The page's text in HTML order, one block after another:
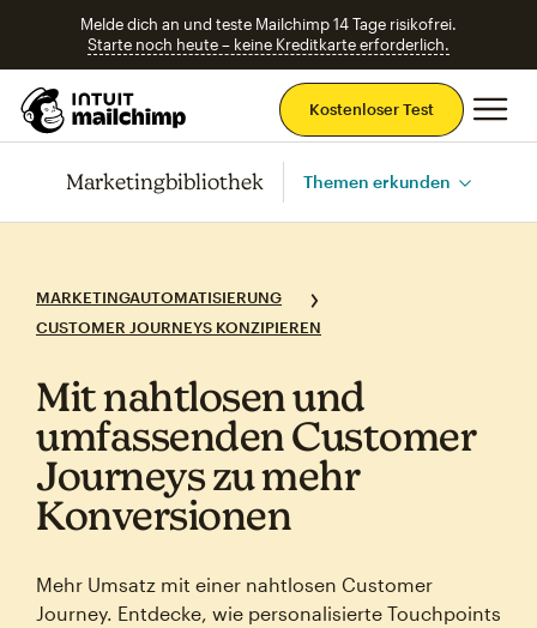
Melde dich an und teste Mailchimp 14 Tage risikofrei.
Starte noch heute – keine Kreditkarte erforderlich.
Kostenloser Test
Marketingbibliothek Themen erkunden
MARKETINGAUTOMATISIERUNG
CUSTOMER JOURNEYS KONZIPIEREN
Mit nahtlosen und
umfassenden Customer
Journeys zu mehr
Konversionen
Mehr Umsatz mit einer nahtlosen Customer
Journey. Entdecke, wie personalisierte Touchpoints